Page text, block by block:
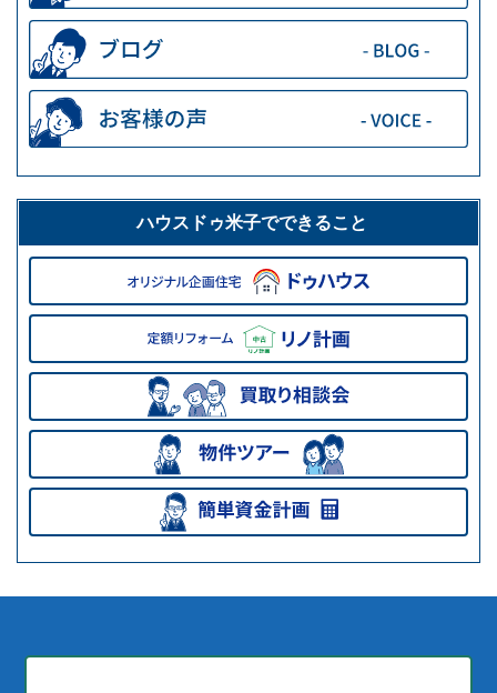
ハウスドゥ米子でできること